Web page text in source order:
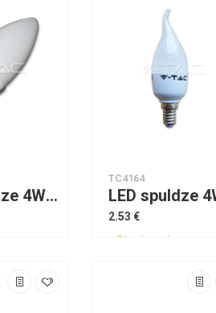
LED spuldze 4W E14 Candle 2700K VTAC
TC4164
2.53 €
Pieejams!